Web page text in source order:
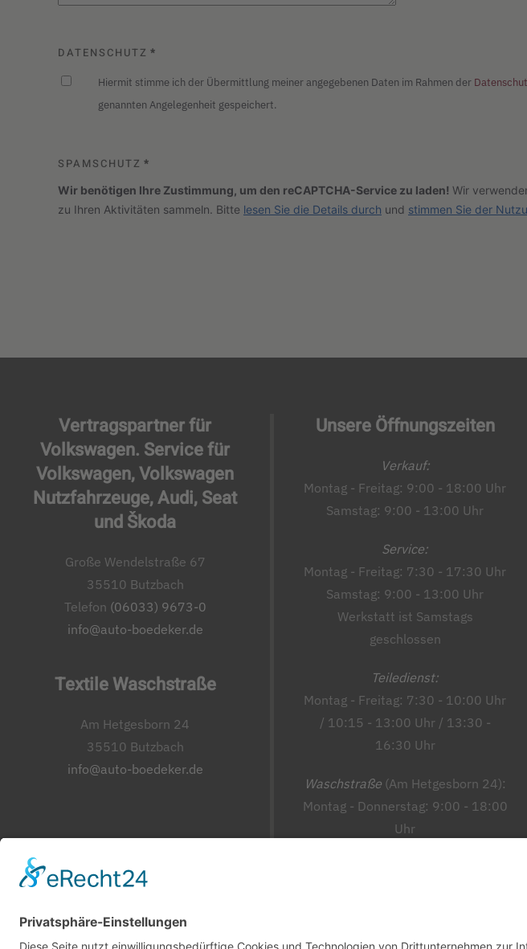
DATENSCHUTZ *
Hiermit stimme ich der Übermittlung meiner angegebenen Daten im Rahmen der
genannten Angelegenheit gespeichert.
SPAMSCHUTZ *
Wir benötigen Ihre Zustimmung, um den reCAPTCHA-Service zu laden! Wir
zu Ihren Aktivitäten sammeln. Bitte lesen Sie die Details durch und stimmen Sie der
Vertragspartner für
Volkswagen. Service für
Volkswagen, Volkswagen
Nutzfahrzeuge, Audi, Seat
und Škoda
Große Wendelstraße 67
35510 Butzbach
Telefon (06033) 9673-0
info@auto-boedeker.de
Textile Waschstraße
Am Hetgesborn 24
35510 Butzbach
info@auto-boedeker.de
Unsere Öffnungszeiten
Verkauf:
Montag - Freitag: 9:00 - 18:00 Uhr
Samstag: 9:00 - 13:00 Uhr
Service:
Montag - Freitag: 7:30 - 17:30 Uhr
Samstag: 9:00 - 13:00 Uhr
Werkstatt ist Samstags
geschlossen
Teiledienst:
Montag - Freitag: 7:30 - 10:00 Uhr
/ 10:15 - 13:00 Uhr / 13:30 -
16:30 Uhr
Waschstraße(Am Hetgesborn 24):
Montag - Donnerstag: 9:00 - 18:00
Uhr